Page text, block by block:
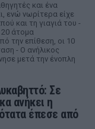
και ένα
ενώ νωρίτερα είχε
και τη γιαγιά του -
άτομα
την επίθεση, οι 10
- Ο ανήλικος
μετά την ένοπλη
Σε
ανήκει η
έπεσε από